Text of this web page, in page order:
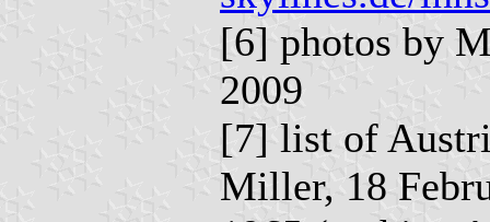
[6] photos by
2009
[7] list of
Miller, 18